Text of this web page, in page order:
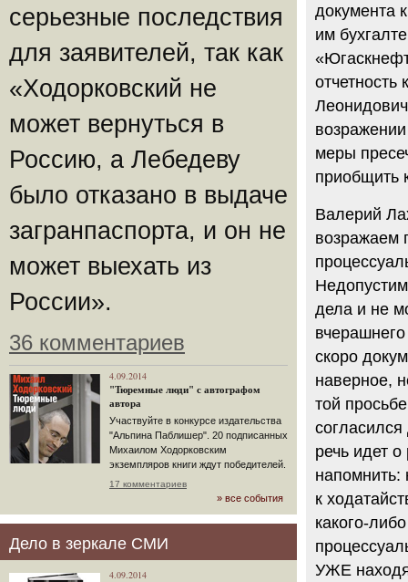
серьезные последствия
для заявителей, так как
«Ходорковский не
может вернуться в
Россию, а Лебедеву
было отказано в выдаче
загранпаспорта, и он не
может выехать из
России».
36 комментариев
4.09.2014
"Тюремные люди" с автографом
автора
Участвуйте в конкурсе издательства
"Альпина Паблишер". 20 подписанных
Михаилом Ходорковским
экземпляров книги ждут победителей.
17 комментариев
» все события
Дело в зеркале СМИ
4.09.2014
документа
им
меры
приобщить
Валерий
возражаем
дела и не
скоро
наверное,
той
речь идет
к
какого-
УЖЕ